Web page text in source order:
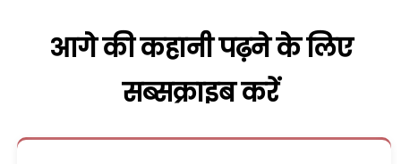
आगे की कहानी पढ़ने के लिए
सब्सक्राइब करें